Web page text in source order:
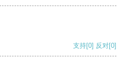
支持[0] 反对[0]